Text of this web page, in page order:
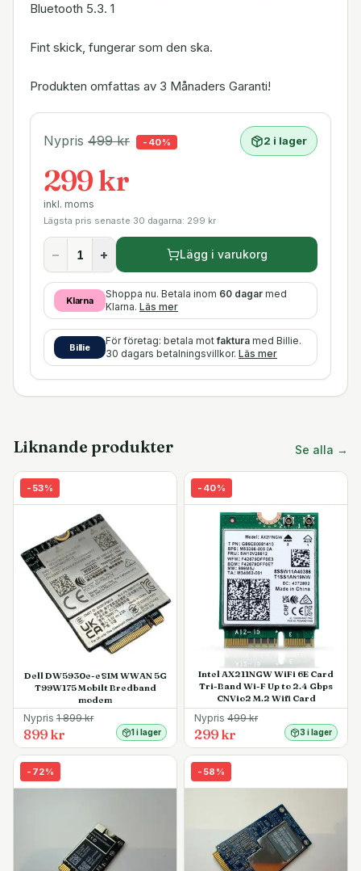
Bluetooth 5.3. 1
Fint skick, fungerar som den ska.
Produkten omfattas av 3 Månaders Garanti!
Nypris 499kr - 40% 2 i lager
299 kr
inkl. moms
Lägsta pris senaste 30 dagarna: 299 kr
− + Lägg i varukorg
Klarna
Shoppa nu. Betala inom 60 dagar med
Klarna. Läs mer
Billie
För företag: betala motfaktura med Billie.
30 dagars betalningsvillkor. Läs mer
Liknande produkter Se alla →
- 53%
Dell DW5930e-eSIM WWAN 5G
T99W175 Mobilt Bredband
modem
Nypris 1 899kr
899 kr 1 i lager
- 40%
Intel AX211NGW WiFi 6E Card
Tri-Band Wi-F Up to 2.4 Gbps
CNVio2 M.2 Wifi Card
Nypris 499kr
299 kr 3 i lager
- 72% - 58 %